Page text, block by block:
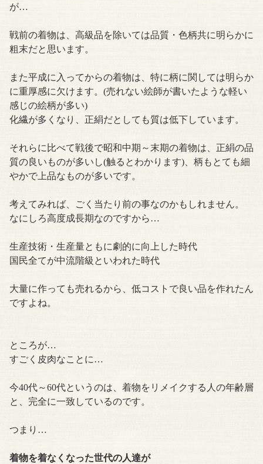
が…
戦前の着物は、高級品を除いては品質・色柄共に明らかに
粗末だと思います。
また平成に入ってからの着物は、特に柄に関しては明らか
に重厚感に欠けます。(売れない絵師が書いたような軽い
感じの絵柄が多い)
化繊が多くなり、正絹だとしても質は低下しています。
それらに比べて戦後で昭和中期～末期の着物は、正絹の品
質の良いものが多いし(触るとわかります)、柄もとても細
やかで上品なものが多いです。
考えてみれば、ごく当たり前の事なのかもしれません。
なにしろ高度成長期なのですから…
生産技術・生産量ともに劇的に向上した時代
国民全てが中流階級といわれた時代
大量に作っても売れるから、低コストで良い品を作れたん
ですよね。
ところが…
すごく皮肉なことに…
今40代～60代というのは、着物をリメイクする人の年齢層
と、完全に一致しているのです。
つまり…
着物を着なくなった世代の人達が